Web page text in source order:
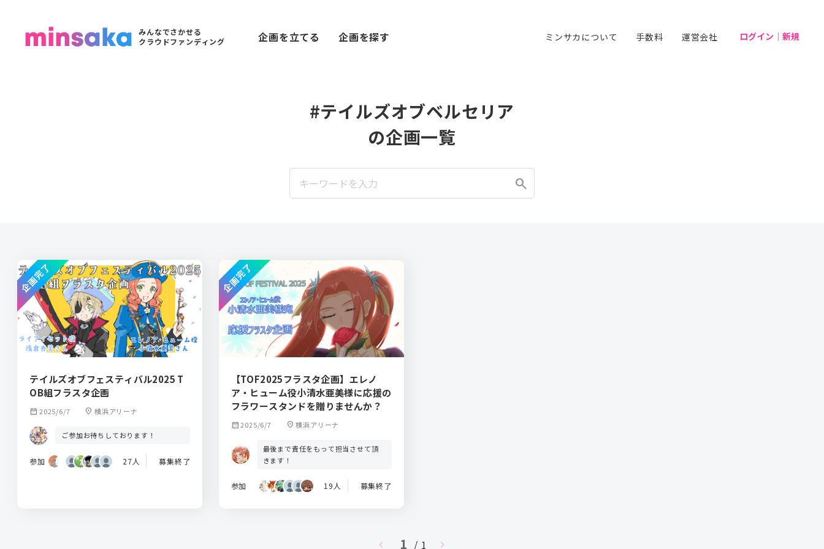
みんなでさかせる
クラウドファンディング
企画を立てる 企画を探す ミンサカについて 手数料 運営会社 ログイン｜新規
#テイルズオブベルセリア
の企画一覧
search
テイルズオブフェスティバル2025 T
OB組フラスタ企画
calendar_month 2025/6/7 location_on 横浜アリーナ
ご参加お待ちしております！
参加 27人 募集終了
企画完了
【TOF2025フラスタ企画】エレノ
ア・ヒューム役小清水亜美様に応援の
フラワースタンドを贈りませんか？
calendar_month2025/6/7 location_on 横浜アリーナ
最後まで責任をもって担当させて頂
きます！
参加 19人 募集終了
企画完了
chevron_left 1 / 1 chevron_right